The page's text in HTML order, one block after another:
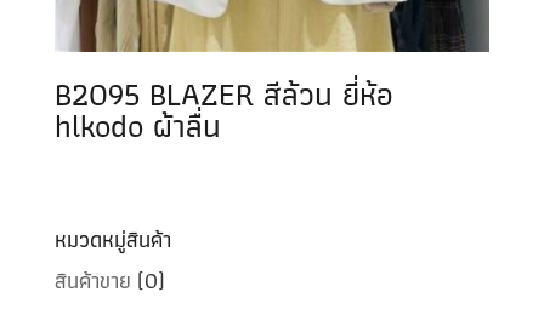
B2095 BLAZER สีล้วน ยี่ห้อ
hlkodo ผ้าลื่น
หมวดหมู่สินค้า
สินค้าขาย (0)